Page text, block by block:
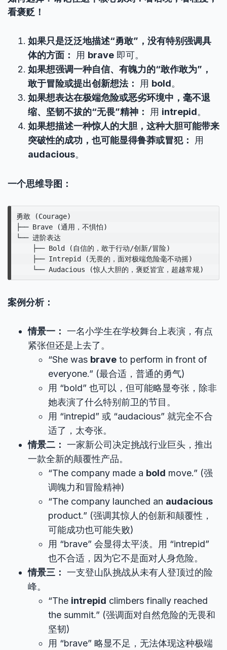
看褒贬！
如果只是泛泛地描述“勇敢”，没有特别强调具
体的方面：
用 brave 即可。
如果想强调一种自信、有魄力的“敢作敢为”，
敢于冒险或提出创新想法：
用 bold。
如果想表达在极端危险或恶劣环境中，毫不退
缩、坚韧不拔的“无畏”精神：
用 intrepid。
如果想描述一种惊人的大胆，这种大胆可能带来
突破性的成功，也可能显得鲁莽或冒犯：
用
audacious。
一个思维导图：
勇敢 (Courage)
├── Brave (通用，不惧怕)
└── 进阶表达
    ├── Bold (自信的，敢于行动/创新/冒险)
    ├── Intrepid (无畏的，面对极端危险毫不动摇)
案例分析：
情景一： 一名小学生在学校舞台上表演，有点
紧张但还是上去了。
“She was brave to perform in front of
everyone.” (最合适，普通的勇气)
用 “bold” 也可以，但可能略显夸张，除非
她表演了什么特别前卫的节目。
用 “intrepid” 或 “audacious” 就完全不合
适了，太夸张。
情景二： 一家新公司决定挑战行业巨头，推出
一款全新的颠覆性产品。
“The company made a bold move.” (强
调魄力和冒险精神)
“The company launched an audacious
product.” (强调其惊人的创新和颠覆性，
可能成功也可能失败)
用 “brave” 会显得太平淡。用 “intrepid”
也不合适，因为它不是面对人身危险。
情景三： 一支登山队挑战从未有人登顶过的险
峰。
“The intrepid climbers finally reached
the summit.” (强调面对自然危险的无畏和
坚韧)
用 “brave” 略显不足，无法体现这种极端